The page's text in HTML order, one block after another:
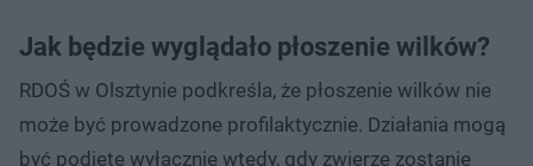
Jak będzie wyglądało płoszenie wilków?
RDOŚ w Olsztynie podkreśla, że płoszenie wilków nie
może być prowadzone profilaktycznie. Działania mogą
być podjęte wyłącznie wtedy, gdy zwierzę zostanie